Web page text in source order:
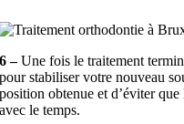
6 –Une fois le traitement
pour stabiliser votre nouveau
position obtenue et d’éviter
avec le temps.